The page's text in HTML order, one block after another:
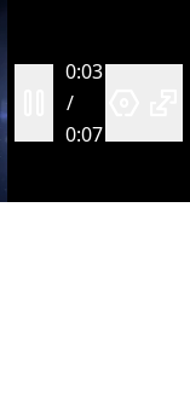
0:03
/
0:07